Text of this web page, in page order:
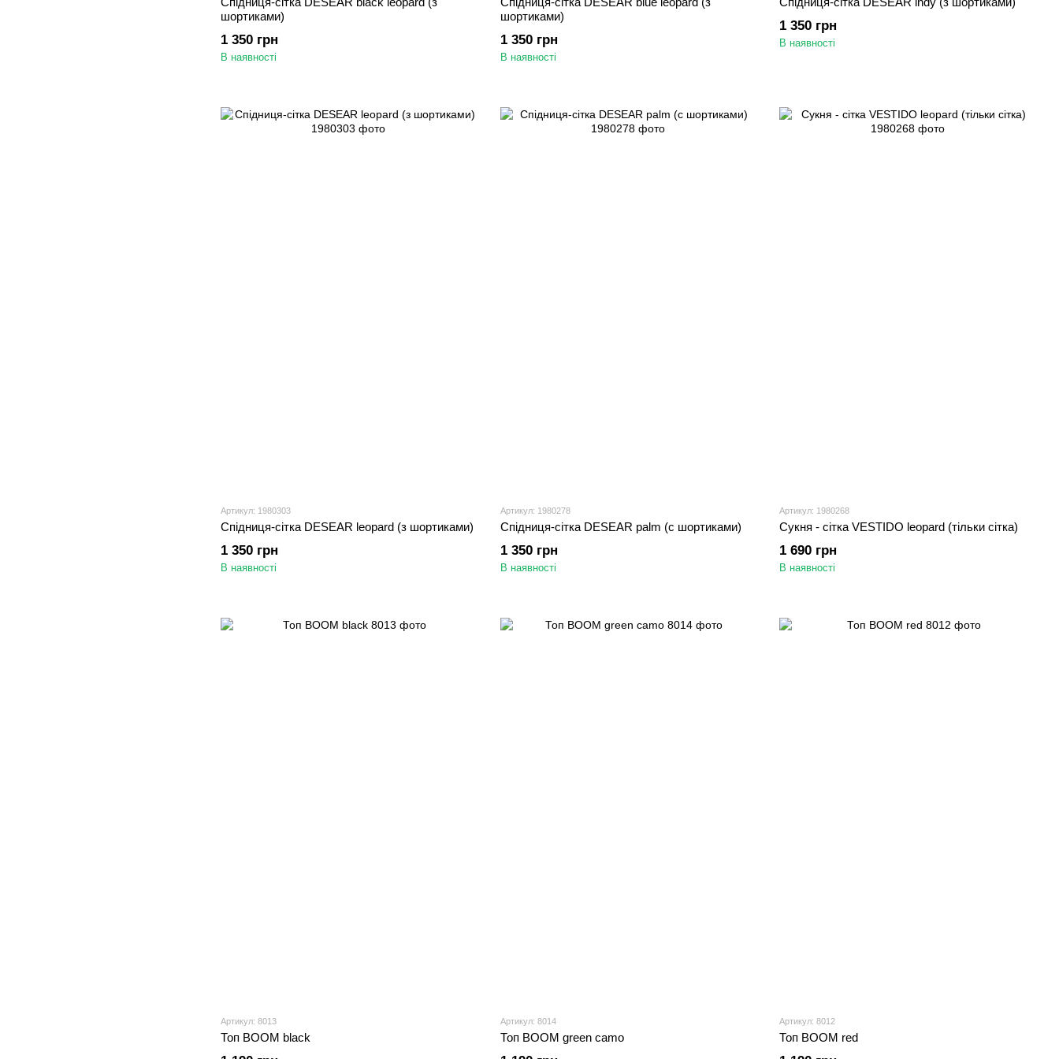
шортиками)
1 350 грн
В наявності
шортиками)
1 350 грн
В наявності
1 350 грн
В наявності
Артикул: 1980303
Спідниця-сітка DESEAR leopard (з шортиками)
1 350 грн
В наявності
Артикул: 1980278
Спідниця-сітка DESEAR palm (с шортиками)
1 350 грн
В наявності
Артикул: 1980268
Сукня - сітка VESTIDO leopard (тільки сітка)
1 690 грн
В наявності
Артикул: 8013
Топ BOOM black
Артикул: 8014
Топ BOOM green camo
Артикул: 8012
Топ BOOM red